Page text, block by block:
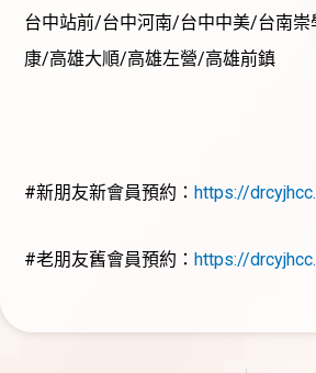
台中站前/台中河南/台中中美/台南
康/高雄大順/高雄左營/高雄前鎮
#新朋友新會員預約：https://
#老朋友舊會員預約：https://